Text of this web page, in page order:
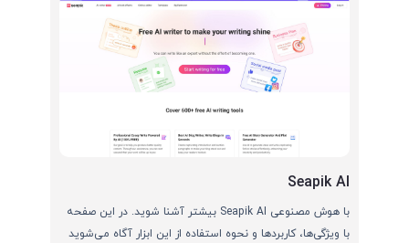
Seapik AI
با هوش مصنوعی Seapik AI بیشتر آشنا شوید. در این صفحه
با ویژگی‌ها، کاربردها و نحوه استفاده از این ابزار آگاه می‌شوید